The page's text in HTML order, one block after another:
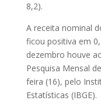
8,2).
A receita nominal
ficou positiva em
dezembro houve
Pesquisa Mensal
feira (16), pelo
Estatísticas (IBGE).